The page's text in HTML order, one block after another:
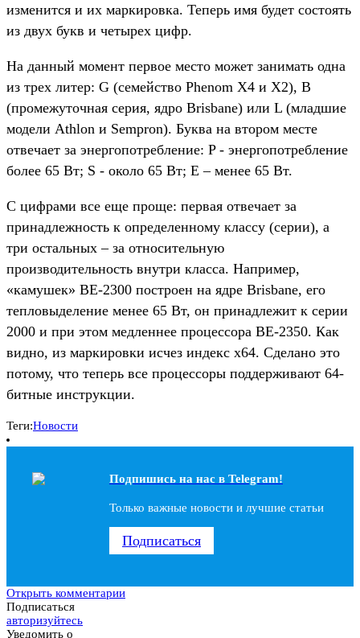
изменится и их маркировка. Теперь имя будет состоять
из двух букв и четырех цифр.
На данный момент первое место может занимать одна
из трех литер: G (семейство Phenom X4 и X2), B
(промежуточная серия, ядро Brisbane) или L (младшие
модели Athlon и Sempron). Буква на втором месте
отвечает за энергопотребление: P - энергопотребление
более 65 Вт; S - около 65 Вт; Е – менее 65 Вт.
С цифрами все еще проще: первая отвечает за
принадлежность к определенному классу (серии), а
три остальных – за относительную
производительность внутри класса. Например,
«камушек» BE-2300 построен на ядре Brisbane, его
тепловыделение менее 65 Вт, он принадлежит к серии
2000 и при этом медленнее процессора BE-2350. Как
видно, из маркировки исчез индекс x64. Сделано это
потому, что теперь все процессоры поддерживают 64-
битные инструкции.
Теги:Новости
Подпишись на наc в Telegram!
Только важные новости и лучшие статьи
Подписаться
Открыть комментарии
Подписаться
авторизуйтесь
Уведомить о